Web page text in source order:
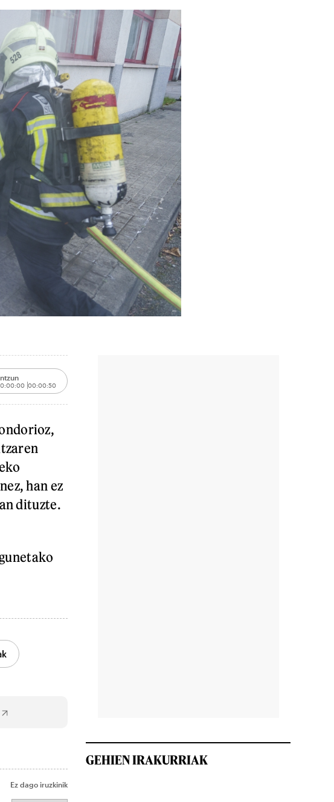
00:00:50
han ez
dituzte.
Ez dago iruzkinik
GEHIEN IRAKURRIAK